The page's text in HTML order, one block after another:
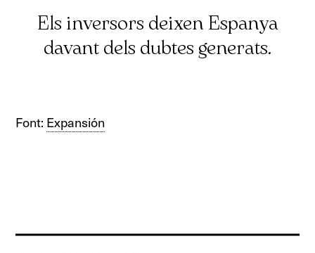
Els inversors deixen Espanya
davant dels dubtes generats.
Font: Expansión